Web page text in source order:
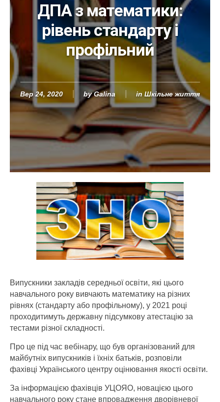
ДПА з математики:
рівень стандарту і
профільний
Вер 24, 2020 by Galina in Шкільне життя
Випускники закладів середньої освіти, які цього
навчального року вивчають математику на різних
рівнях (стандарту або профільному), у 2021 році
проходитимуть державну підсумкову атестацію за
тестами різної складності.
Про це під час вебінару, що був організований для
майбутніх випускників і їхніх батьків, розповіли
фахівці Українського центру оцінювання якості освіти.
За інформацією фахівців УЦОЯО, новацією цього
навчального року стане впровадження дворівневої